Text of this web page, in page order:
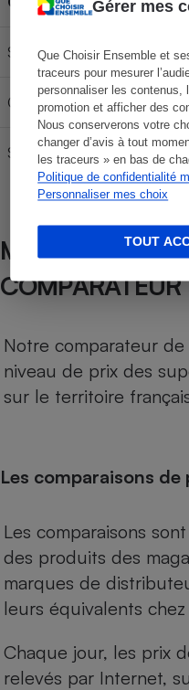
Gérer mes
Que Choisir Ensemble et
traceurs pour mesurer
personnaliser les contenus,
promotion et afficher des
Nous conserverons votre
changer d’avis à tout
les traceurs » en bas de
Politique de confidentialité
Personnaliser mes choix
TOUT
SP 95-E10 58,77 €
Gazole 64,47 €
SP 98 61,77 €
Notre comparateur
niveau de prix des
sur le territoire
Les comparaisons de
Les comparaisons
des produits des
marques de
leurs équivalents
Chaque jour, les prix
relevés par Internet,